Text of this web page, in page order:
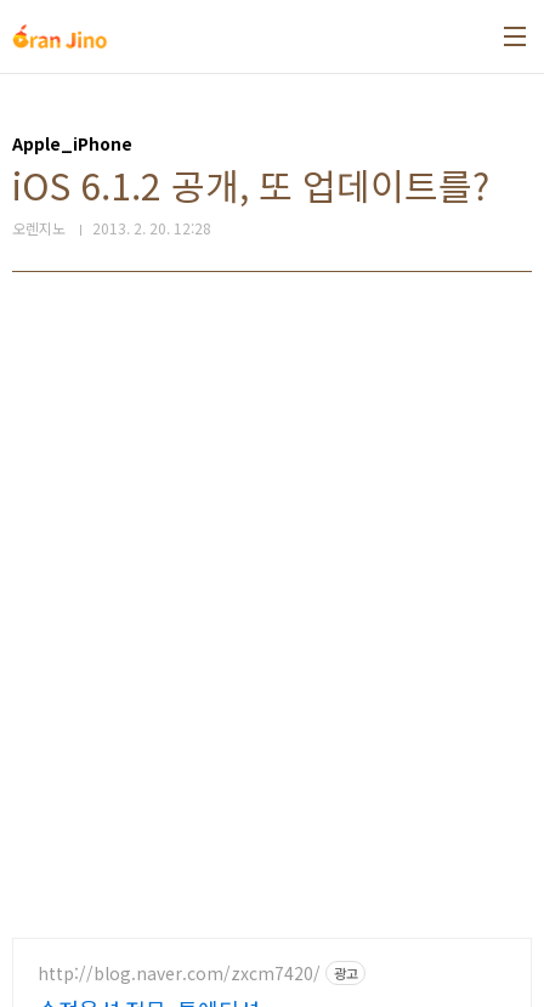
Apple_iPhone
iOS 6.1.2 공개, 또 업데이트를?
오렌지노 2013. 2. 20. 12:28
http://blog.naver.com/zxcm7420/ 광고